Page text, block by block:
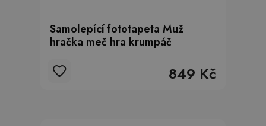
Samolepící fototapeta Muž
hračka meč hra krumpáč
849 Kč